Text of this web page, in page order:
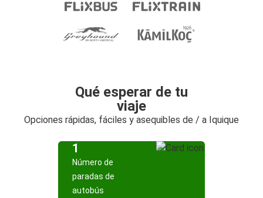
Qué esperar de tu
viaje
Opciones rápidas, fáciles y asequibles de / a Iquique
1
Número de
paradas de
autobús